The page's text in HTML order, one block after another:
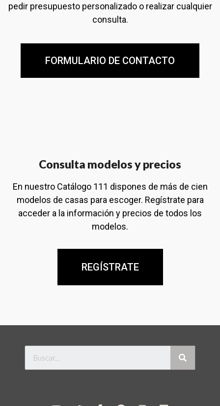
pedir presupuesto personalizado o realizar cualquier
consulta.
FORMULARIO DE CONTACTO
Consulta modelos y precios
En nuestro Catálogo 111 dispones de más de cien
modelos de casas para escoger. Regístrate para
acceder a la información y precios de todos los
modelos.
REGÍSTRATE